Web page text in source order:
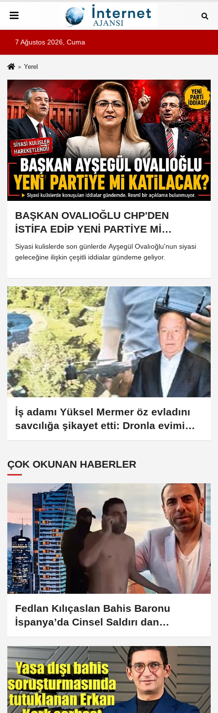
7 Ağustos 2026, Cuma
Yerel
BAŞKAN OVALIOĞLU CHP'DEN
İSTİFA EDİP YENİ PARTİYE Mİ
KATILIYOR?
Siyasi kulislerde son günlerde Ayşegül Ovalıoğlu'nun siyasi
geleceğine ilişkin çeşitli iddialar gündeme geliyor.
İş adamı Yüksel Mermer öz evladını
savcılığa şikayet etti: Dronla evimi
gözetliyor
ÇOK OKUNAN HABERLER
Fedlan Kılıçaslan Bahis Baronu
İspanya’da Cinsel Saldırı dan
tutuklandı!...